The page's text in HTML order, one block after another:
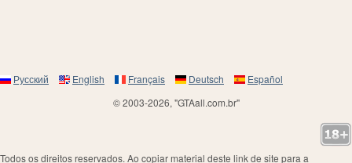
Русский English Français Deutsch
Español
© 2003-2026, "GTAall.com.br"
Todos os direitos reservados. Ao copiar material deste link de site para a